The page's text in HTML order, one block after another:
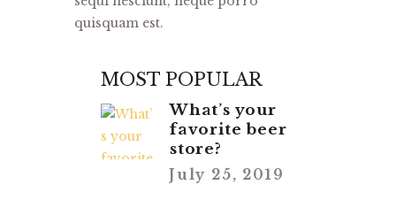
quisquam est.
MOST POPULAR
What’s your
favorite beer
store?
July 25, 2019